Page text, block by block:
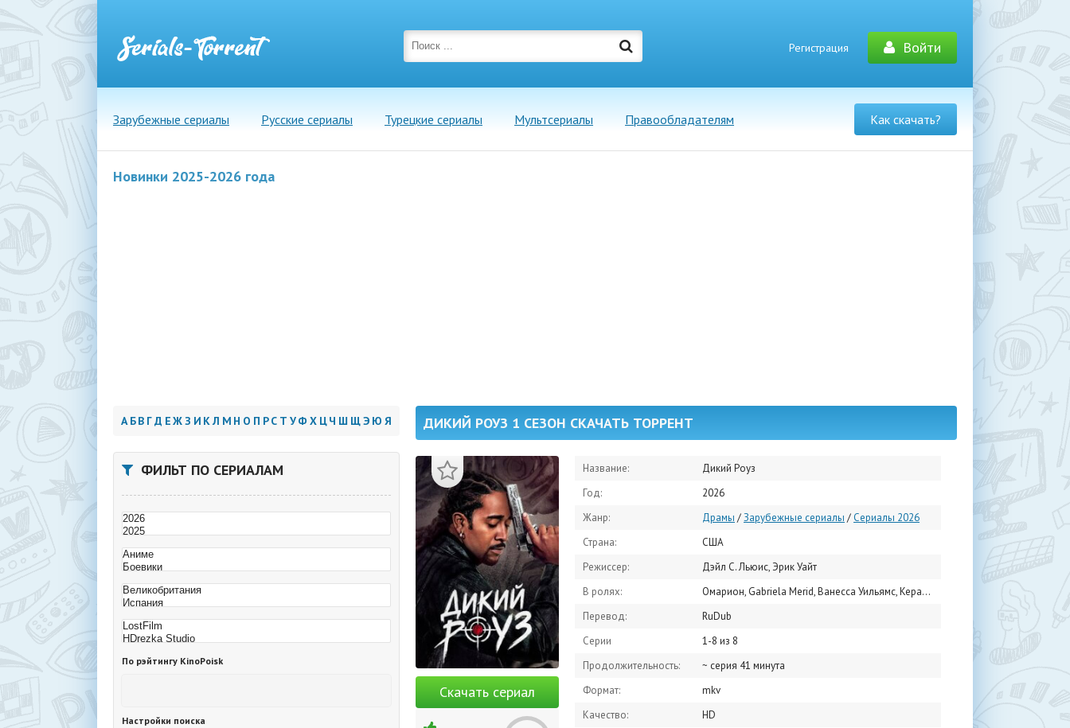
Регистрация Войти
Зарубежные сериалы Русские сериалы Турецкие сериалы Мультсериалы Правообладателям Как скачать?
Новинки 2025-2026 года
ДИКИЙ РОУЗ 1 СЕЗОН СКАЧАТЬ ТОРРЕНТ
Скачать сериал
Название:
Дикий Роуз
Год:
2026
Жанр:
Драмы /Зарубежные сериалы / Сериалы 2026
Страна:
США
Режиссер:
Дэйл С. Льюис, Эрик Уайт
В ролях:
Омарион, Gabriela Merid, Ванесса Уильямс, Кераун Харрис, Casey Gardner, Рэйвен Саймон Феррелл, Родни Гардинер, Calida Jones, Аллен Пэйн, Джои Лайе
Перевод:
RuDub
Серии
1-8 из 8
Продолжительность:
~ серия 41 минута
Формат:
mkv
Качество:
HD
А БВ ГД ЕЖЗ И КЛ М Н О П РС Т УФ Х ЦЧ Ш ЩЭ Ю Я
ФИЛЬТ ПО СЕРИАЛАМ
По рэйтингу KinoPoisk
Настройки поиска